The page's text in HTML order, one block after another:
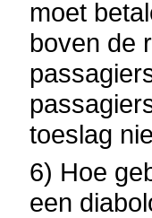
moet
boven de
toeslag
6) Hoe
een